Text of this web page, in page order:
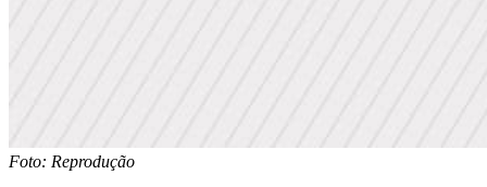
Foto: Reprodução